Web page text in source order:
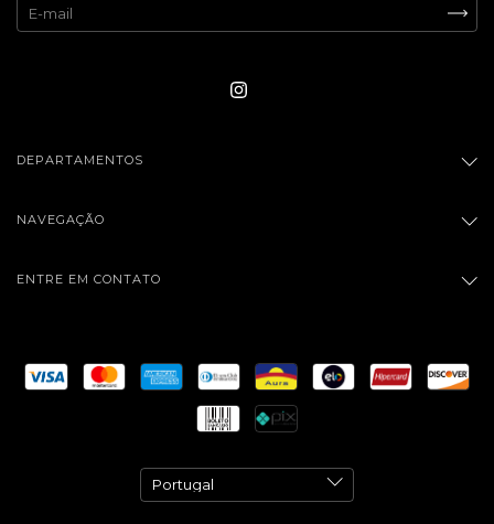
DEPARTAMENTOS
NAVEGAÇÃO
ENTRE EM CONTATO